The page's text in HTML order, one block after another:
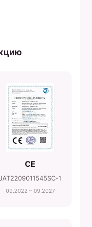
CE
1
09.2022 – 09.2027